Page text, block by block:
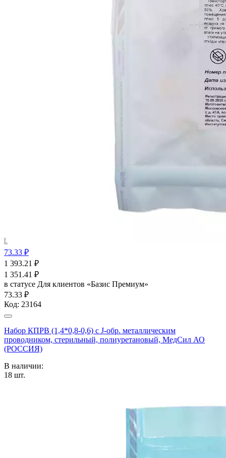
73.33 ₽
1 393.21 ₽
1 351.41 ₽
в статусе Для клиентов «Базис Премиум»
73.33 ₽
Код: 23164
Набор КПРВ (1,4*0,8-0,6) с J-обр. металлическим
проводником, стерильный, полиуретановый, МедСил АО
(РОССИЯ)
В наличии:
18 шт.